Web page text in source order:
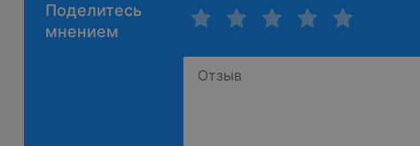
Поделитесь
мнением